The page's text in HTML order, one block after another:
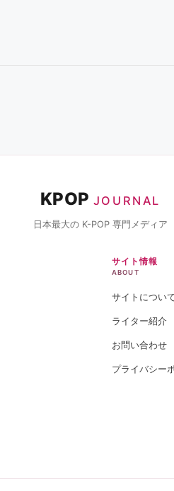
KPOP JOURNAL
日本最大の K-POP 専門メディア
サイト情報
ABOUT
サイトについ
ライター紹介
お問い合わせ
プライバシー